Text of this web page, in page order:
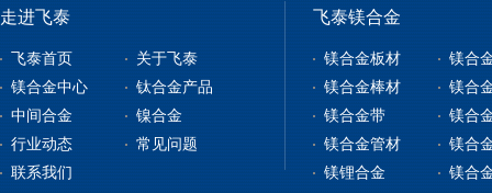
走进飞泰
飞泰首页
关于飞泰
镁合金中心
镁合金板材
镁合金型材
镁合金棒材
钛合金产品
钛合金板
钛合金棒
中间合金
钇铁合金
稀土镁中间合金
镍合金
纯镍
行业动态
常见问题
联系我们
飞泰镁合金
镁合金板材
镁合
镁合金棒材
镁合
镁合金带
镁合
镁合金管材
镁合
镁锂合金
镁合